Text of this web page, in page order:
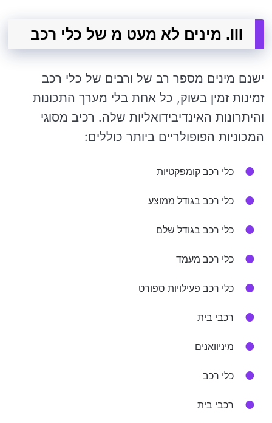
III. מינים לא מעט מ של כלי רכב
ישנם מינים מספר רב של ורבים של כלי רכב
זמינות זמין בשוק, כל אחת בלי מערך התכונות
והיתרונות האינדיבידואליות שלה. רכיב מסוגי
המכוניות הפופולריים ביותר כוללים:
כלי רכב קומפקטיות
כלי רכב בגודל ממוצע
כלי רכב בגודל שלם
כלי רכב מעמד
כלי רכב פעילויות ספורט
רכבי בית
מיניוואנים
כלי רכב
רכבי בית